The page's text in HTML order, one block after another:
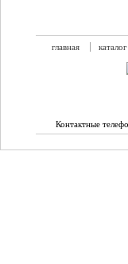
главная
Контактные